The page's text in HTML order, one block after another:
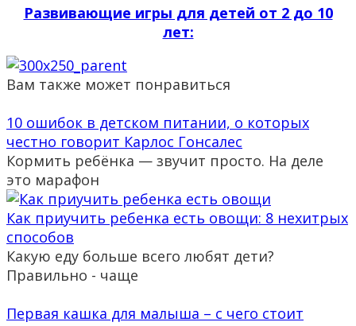
Развивающие игры для детей от 2 до 10
лет:
Вам также может понравиться
10 ошибок в детском питании, о которых
честно говорит Карлос Гонсалес
Кормить ребёнка — звучит просто. На деле
это марафон
Как приучить ребенка есть овощи: 8 нехитрых
способов
Какую еду больше всего любят дети?
Правильно - чаще
Первая кашка для малыша – с чего стоит